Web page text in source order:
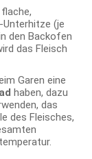
(je
den Backofen
das Fleisch
Garen eine
haben, dazu
das
des Fleisches,